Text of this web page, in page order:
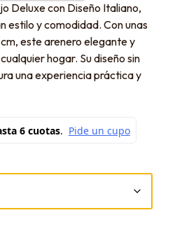
Deluxe con Diseño Italiano,
estilo y comodidad. Con unas
este arenero elegante y
hogar. Su diseño sin
una experiencia práctica y